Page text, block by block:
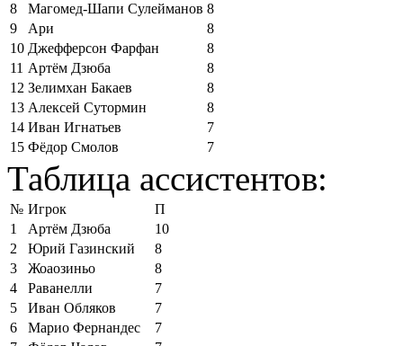
8
Магомед-Шапи Сулейманов 8
9
Ари
8
10 Джефферсон Фарфан
8
11 Артём Дзюба
8
12 Зелимхан Бакаев
8
13 Алексей Сутормин
8
14 Иван Игнатьев
7
15 Фёдор Смолов 7
Таблица ассистентов:
№ Игрок
П
1
Артём Дзюба
10
2
Юрий Газинский
8
3
Жоаозиньо
8
4
Раванелли
7
5
Иван Обляков
7
6
Марио Фернандес
7